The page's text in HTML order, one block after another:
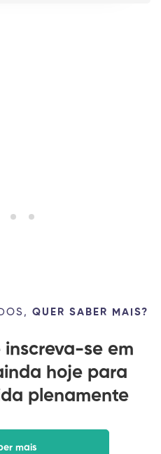
QUER SABER MAIS?
inscreva-se em
hoje para
plenamente
mais